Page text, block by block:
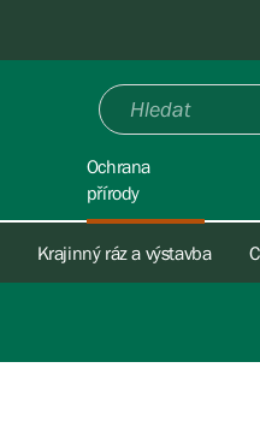
Ochrana
přírody
Krajinný ráz a výstavba